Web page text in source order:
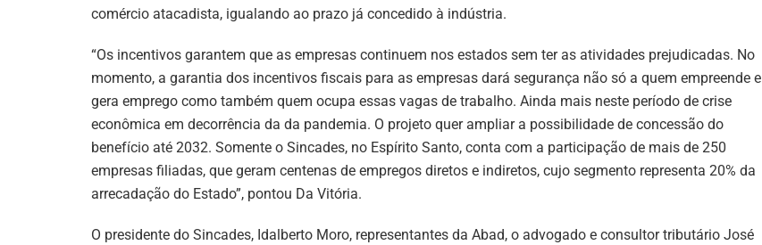
comércio atacadista, igualando ao prazo já concedido à indústria.
“Os incentivos garantem que as empresas continuem nos estados sem ter as atividades prejudicadas. No
momento, a garantia dos incentivos fiscais para as empresas dará segurança não só a quem empreende e
gera emprego como também quem ocupa essas vagas de trabalho. Ainda mais neste período de crise
econômica em decorrência da da pandemia. O projeto quer ampliar a possibilidade de concessão do
benefício até 2032. Somente o Sincades, no Espírito Santo, conta com a participação de mais de 250
empresas filiadas, que geram centenas de empregos diretos e indiretos, cujo segmento representa 20% da
arrecadação do Estado”, pontou Da Vitória.
O presidente do Sincades, Idalberto Moro, representantes da Abad, o advogado e consultor tributário José